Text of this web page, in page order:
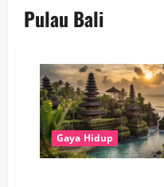
Pulau Bali
Gaya Hidup